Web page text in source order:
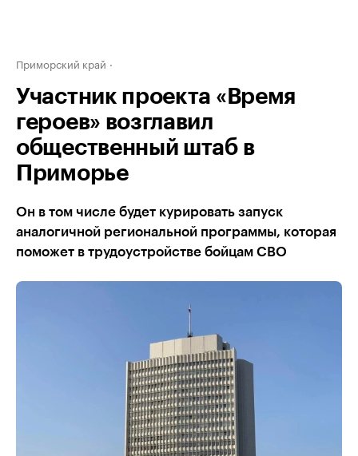
Приморский край
Участник проекта «Время
героев» возглавил
общественный штаб в
Приморье
Он в том числе будет курировать запуск
аналогичной региональной программы, которая
поможет в трудоустройстве бойцам СВО